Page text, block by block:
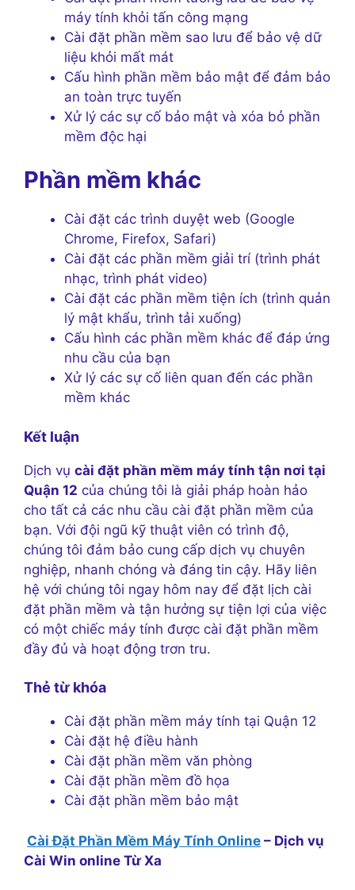
máy tính khỏi tấn công mạng
Cài đặt phần mềm sao lưu để bảo vệ dữ
liệu khỏi mất mát
Cấu hình phần mềm bảo mật để đảm bảo
an toàn trực tuyến
Xử lý các sự cố bảo mật và xóa bỏ phần
mềm độc hại
Phần mềm khác
Cài đặt các trình duyệt web (Google
Chrome, Firefox, Safari)
Cài đặt các phần mềm giải trí (trình phát
nhạc, trình phát video)
Cài đặt các phần mềm tiện ích (trình quản
lý mật khẩu, trình tải xuống)
Cấu hình các phần mềm khác để đáp ứng
nhu cầu của bạn
Xử lý các sự cố liên quan đến các phần
mềm khác
Kết luận
Dịch vụ cài đặt phần mềm máy tính tận nơi tại
Quận 12 của chúng tôi là giải pháp hoàn hảo
cho tất cả các nhu cầu cài đặt phần mềm của
bạn. Với đội ngũ kỹ thuật viên có trình độ,
chúng tôi đảm bảo cung cấp dịch vụ chuyên
nghiệp, nhanh chóng và đáng tin cậy. Hãy liên
hệ với chúng tôi ngay hôm nay để đặt lịch cài
đặt phần mềm và tận hưởng sự tiện lợi của việc
có một chiếc máy tính được cài đặt phần mềm
đầy đủ và hoạt động trơn tru.
Thẻ từ khóa
Cài đặt phần mềm máy tính tại Quận 12
Cài đặt hệ điều hành
Cài đặt phần mềm văn phòng
Cài đặt phần mềm đồ họa
Cài đặt phần mềm bảo mật
Cài Đặt Phần Mềm Máy Tính Online – Dịch vụ
Cài Win online Từ Xa